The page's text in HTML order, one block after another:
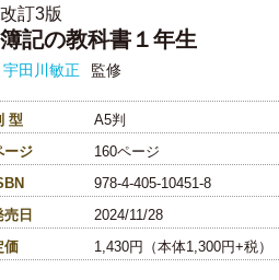
改訂3版
簿記の教科書１年生
宇田川敏正 監修
型
A5判
ージ
160ページ
978-4-405-10451-8
売日
2024/11/28
価
1,430円（本体1,300円+税）